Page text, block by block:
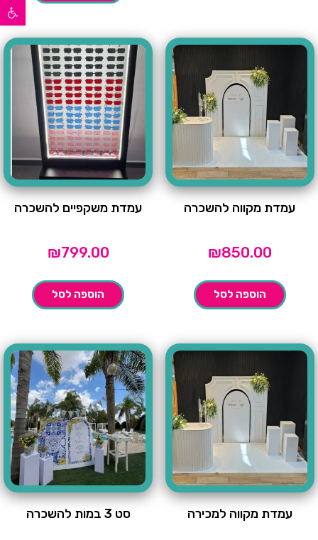
פתח סרגל נגישות
עמדת מקווה להשכרה
₪850.00
הוספה לסל
עמדת משקפיים להשכרה
₪799.00
הוספה לסל
עמדת מקווה למכירה סט 3 במות להשכרה